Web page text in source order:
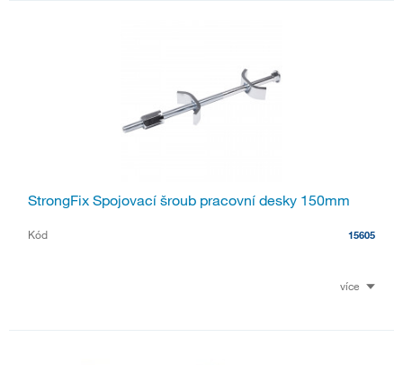
StrongFix Spojovací šroub pracovní desky 150mm
Kód 15605
více